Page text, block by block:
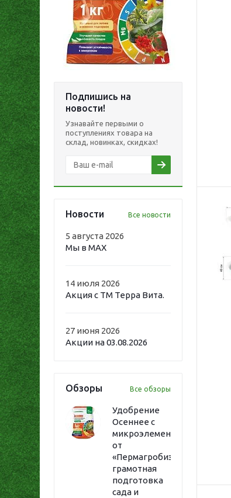
Подпишись на
новости!
Узнавайте первыми о
поступлениях товара на
склад, новинках, скидках!
Новости Все новости
5 августа 2026
Мы в MAX
14 июля 2026
Акция с ТМ Терра Вита.
27 июня 2026
Акции на 03.08.2026
Обзоры Все обзоры
Удобрение
Осеннее с
микроэлементами
от
«Пермагробизнес»:
грамотная
подготовка
сада и